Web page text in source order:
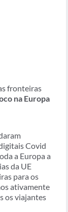
fronteiras
na Europa
Covid
a Europa a
da UE
para os
ativamente
os viajantes